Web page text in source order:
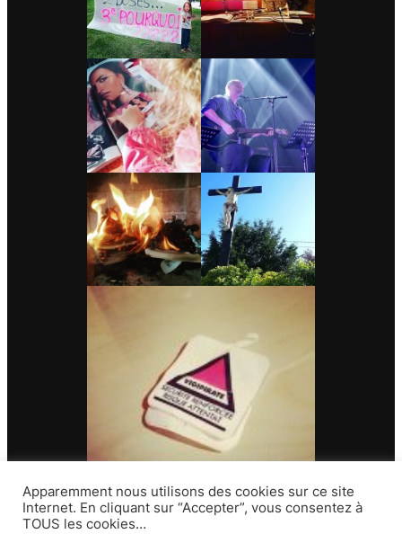
Apparemment nous utilisons des cookies sur ce site
Internet. En cliquant sur “Accepter”, vous consentez à
TOUS les cookies…